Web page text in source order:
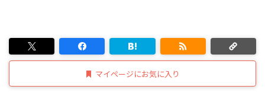
マイページにお気に入り